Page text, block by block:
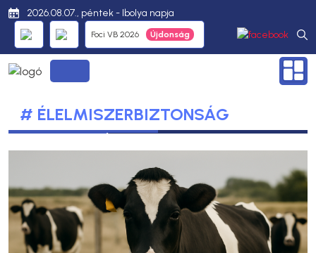
2026.08.07., péntek - Ibolya napja
Foci VB 2026
# ÉLELMISZERBIZTONSÁG